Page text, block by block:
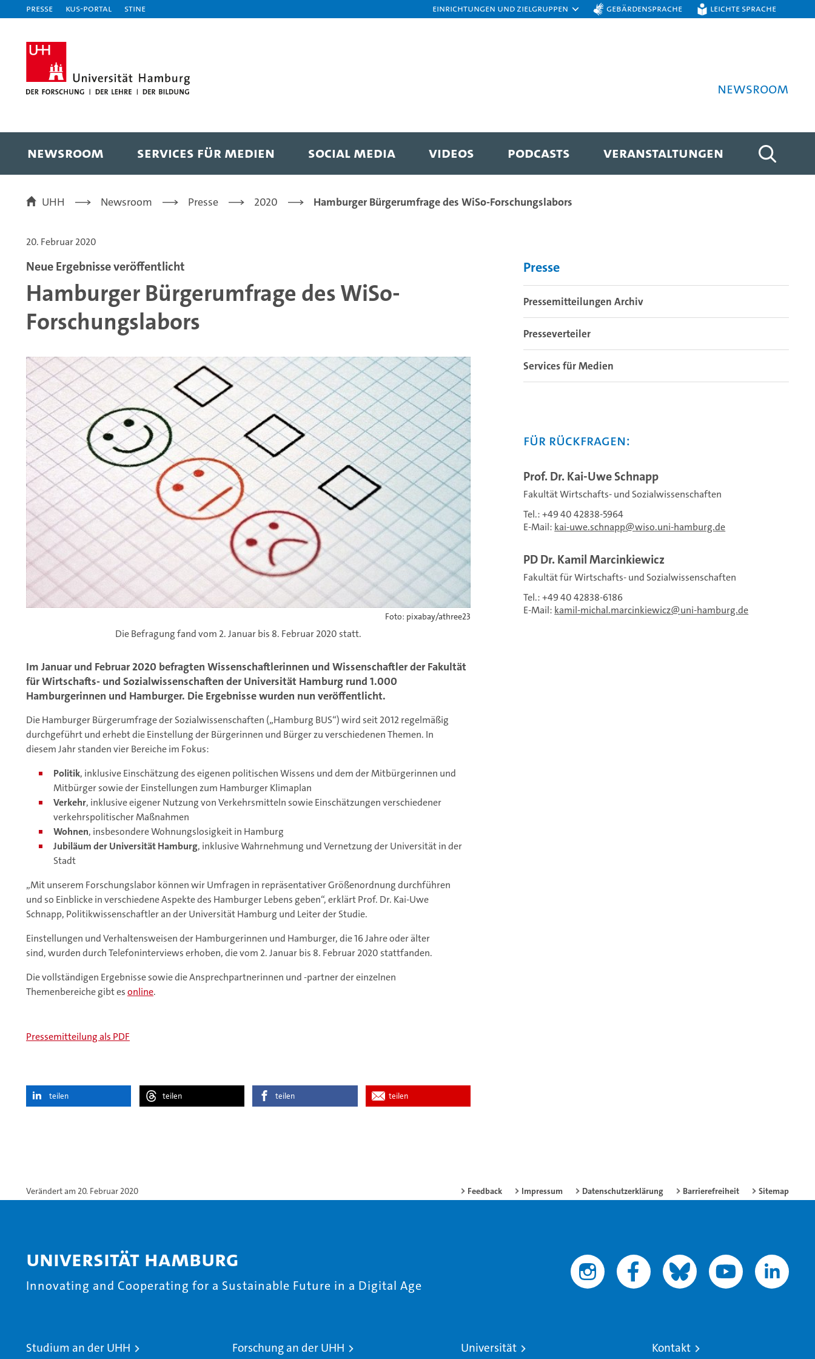
Presse KUS-Portal STiNE Einrichtungen und Zielgruppen Gebärdensprache Leichte Sprache
Newsroom
NEWSROOM SERVICES FÜR MEDIEN SOCIAL MEDIA VIDEOS PODCASTS VERANSTALTUNGEN
UHH Newsroom Presse 2020 Hamburger Bürgerumfrage des WiSo-Forschungslabors
20. Februar 2020
Neue Ergebnisse veröffentlicht
Hamburger Bürgerumfrage des WiSo-
Forschungslabors
Foto: pixabay/athree23
Die Befragung fand vom 2. Januar bis 8. Februar 2020 statt.
Im Januar und Februar 2020 befragten Wissenschaftlerinnen und Wissenschaftler der Fakultät
für Wirtschafts- und Sozialwissenschaften der Universität Hamburg rund 1.000
Hamburgerinnen und Hamburger. Die Ergebnisse wurden nun veröffentlicht.
Die Hamburger Bürgerumfrage der Sozialwissenschaften („Hamburg BUS“) wird seit 2012 regelmäßig
durchgeführt und erhebt die Einstellung der Bürgerinnen und Bürger zu verschiedenen Themen. In
diesem Jahr standen vier Bereiche im Fokus:
Politik, inklusive Einschätzung des eigenen politischen Wissens und dem der Mitbürgerinnen und
Mitbürger sowie der Einstellungen zum Hamburger Klimaplan
Verkehr, inklusive eigener Nutzung von Verkehrsmitteln sowie Einschätzungen verschiedener
verkehrspolitischer Maßnahmen
Wohnen, insbesondere Wohnungslosigkeit in Hamburg
Jubiläum der Universität Hamburg, inklusive Wahrnehmung und Vernetzung der Universität in der
Stadt
„Mit unserem Forschungslabor können wir Umfragen in repräsentativer Größenordnung durchführen
und so Einblicke in verschiedene Aspekte des Hamburger Lebens geben“, erklärt Prof. Dr. Kai-Uwe
Schnapp, Politikwissenschaftler an der Universität Hamburg und Leiter der Studie.
Einstellungen und Verhaltensweisen der Hamburgerinnen und Hamburger, die 16 Jahre oder älter
sind, wurden durch Telefoninterviews erhoben, die vom 2. Januar bis 8. Februar 2020 stattfanden.
Die vollständigen Ergebnisse sowie die Ansprechpartnerinnen und -partner der einzelnen
Themenbereiche gibt esonline.
Pressemitteilung als PDF
teilen teilen teilen teilen
Presse
Pressemitteilungen Archiv
Presseverteiler
Services für Medien
Für Rückfragen:
Prof. Dr. Kai-Uwe Schnapp
Fakultät Wirtschafts- und Sozialwissenschaften
Tel.: +49 40 42838-5964
E-Mail: kai-uwe.schnapp wiso.uni-hamburg.de
PD Dr. Kamil Marcinkiewicz
Fakultät für Wirtschafts- und Sozialwissenschaften
Tel.: +49 40 42838-6186
E-Mail: kamil-michal.marcinkiewicz uni-hamburg.de
Verändert am 20. Februar 2020 Feedback Impressum Datenschutzerklärung Barrierefreiheit Sitemap
Universität Hamburg
Innovating and Cooperating for a Sustainable Future in a Digital Age
Studium an der UHH Forschung an der UHH Universität Kontakt